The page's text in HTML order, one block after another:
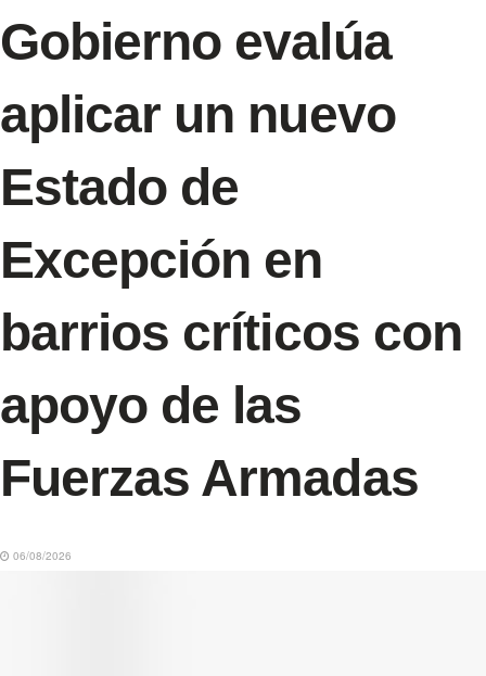
Gobierno evalúa
aplicar un nuevo
Estado de
Excepción en
barrios críticos con
apoyo de las
Fuerzas Armadas
06/08/2026